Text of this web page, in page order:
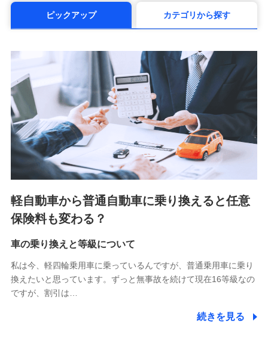
（https://www.msa-life.co.jp/）
メットライフ生命株式会社(https://www.metlife.co.jp/)
■少額短期保険
株式会社アシロ少額短期保険 (https://kailash.co.jp/)
SBIいきいき少額短期保険会社 (https://www.i-
sedai.com/)
SBIペット少額短期保険株式会社 (https://www.sbipet-
ssi.co.jp/)
SBIリスタ少額短期保険会社
(https://www.jishin.co.jp/)
スマートプラス少額短期保険株式会社
チューリッヒ少額短期保険株式会社
(https://www.zurichssi.co.jp/)
(https://www.tokiomarine-x.co.jp/)
(https://pshoken.co.jp/)
リトルファミリー少額短期保険株式会社
(https://www.littlefamily-ssi.com/)
ピックアップ カテゴリから探す
軽自動車から普通自動車に乗り換えると任意
保険料も変わる？
車の乗り換えと等級について
私は今、軽四輪乗用車に乗っているんですが、普通乗用車に乗り
換えたいと思っています。ずっと無事故を続けて現在16等級なの
ですが、割引は…
続きを見る